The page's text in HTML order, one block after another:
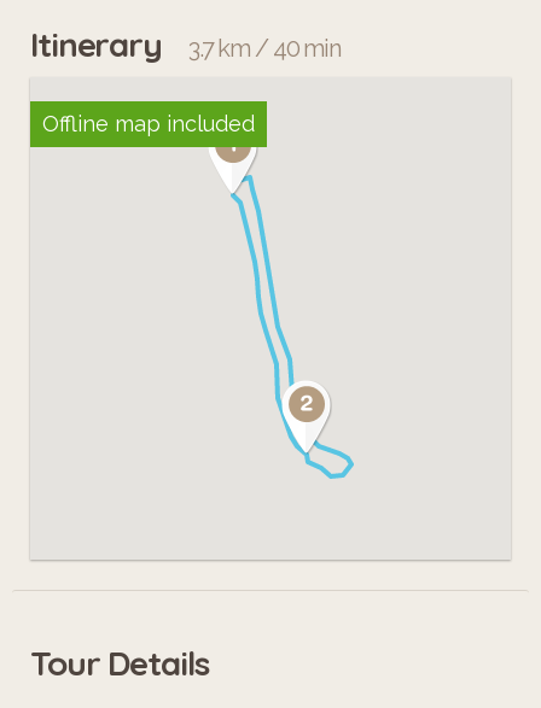
Itinerary 3.7 km / 40 min
Offline map included
Tour Details